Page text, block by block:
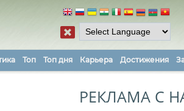
Топ Топ дня Карьера Достижения
РЕКЛАМА С